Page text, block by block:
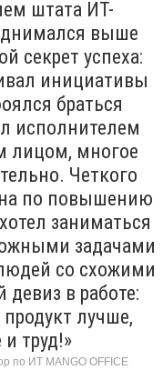
штата ИТ-
выше
секрет успеха:
инициативы
браться
исполнителем
лицом, многое
Четкого
по повышению
заниматься
задачами
со схожими
в работе:
лучше,
и труд!»
по ИТ MANGO OFFICE